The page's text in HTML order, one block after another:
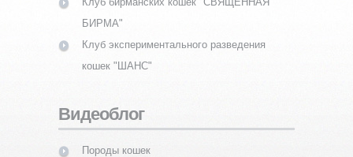
БИРМА"
Клуб экспериментального разведения
кошек "ШАНС"
Видеоблог
Породы кошек